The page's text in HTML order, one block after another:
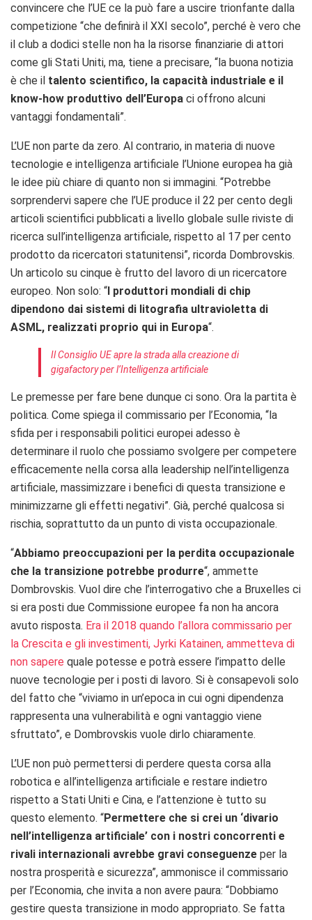
convincere che l’UE ce la può fare a uscire trionfante dalla
competizione “che definirà il XXI secolo”, perché è vero che
il club a dodici stelle non ha la risorse finanziarie di attori
come gli Stati Uniti, ma, tiene a precisare, “la buona notizia
è che il talento scientifico, la capacità industriale e il
know-how produttivo dell’Europa ci offrono alcuni
vantaggi fondamentali”.
L’UE non parte da zero. Al contrario, in materia di nuove
tecnologie e intelligenza artificiale l’Unione europea ha già
le idee più chiare di quanto non si immagini. “Potrebbe
sorprendervi sapere che l’UE produce il 22 per cento degli
articoli scientifici pubblicati a livello globale sulle riviste di
ricerca sull’intelligenza artificiale, rispetto al 17 per cento
prodotto da ricercatori statunitensi”, ricorda Dombrovskis.
Un articolo su cinque è frutto del lavoro di un ricercatore
europeo. Non solo: “I produttori mondiali di chip
dipendono dai sistemi di litografia ultravioletta di
ASML, realizzati proprio qui in Europa“.
Il Consiglio UE apre la strada alla creazione di
gigafactory per l’Intelligenza artificiale
Le premesse per fare bene dunque ci sono. Ora la partita è
politica. Come spiega il commissario per l’Economia, “la
sfida per i responsabili politici europei adesso è
determinare il ruolo che possiamo svolgere per competere
efficacemente nella corsa alla leadership nell’intelligenza
artificiale, massimizzare i benefici di questa transizione e
minimizzarne gli effetti negativi”. Già, perché qualcosa si
rischia, soprattutto da un punto di vista occupazionale.
“Abbiamo preoccupazioni per la perdita occupazionale
che la transizione potrebbe produrre“, ammette
Dombrovskis. Vuol dire che l’interrogativo che a Bruxelles ci
si era posti due Commissione europee fa non ha ancora
avuto risposta. Era il 2018 quando l’allora commissario per
la Crescita e gli investimenti, Jyrki Katainen, ammetteva di
non sapere quale potesse e potrà essere l’impatto delle
nuove tecnologie per i posti di lavoro. Si è consapevoli solo
del fatto che “viviamo in un’epoca in cui ogni dipendenza
rappresenta una vulnerabilità e ogni vantaggio viene
sfruttato”, e Dombrovskis vuole dirlo chiaramente.
L’UE non può permettersi di perdere questa corsa alla
robotica e all’intelligenza artificiale e restare indietro
rispetto a Stati Uniti e Cina, e l’attenzione è tutto su
questo elemento. “Permettere che si crei un ‘divario
nell’intelligenza artificiale’ con i nostri concorrenti e
rivali internazionali avrebbe gravi conseguenze per la
nostra prosperità e sicurezza”, ammonisce il commissario
per l’Economia, che invita a non avere paura: “Dobbiamo
gestire questa transizione in modo appropriato. Se fatta